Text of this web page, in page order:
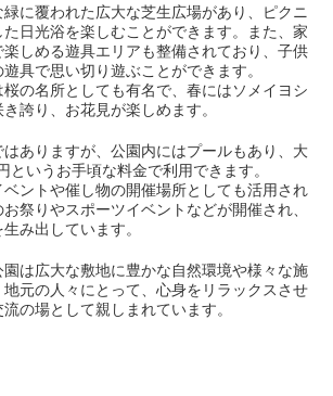
に覆われた広大な芝生広場があり、ピクニ
日光浴を楽しむことができます。また、家
しめる遊具エリアも整備されており、子供
具で思い切り遊ぶことができます。
の名所としても有名で、春にはソメイヨシ
誇り、お花見が楽しめます。
ありますが、公園内にはプールもあり、大
というお手頃な料金で利用できます。
ントや催し物の開催場所としても活用され
祭りやスポーツイベントなどが開催され、
み出しています。
は広大な敷地に豊かな自然環境や様々な施
元の人々にとって、心身をリラックスさせ
の場として親しまれています。